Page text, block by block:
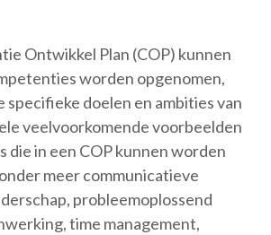
Ontwikkel Plan (COP) kunnen
worden opgenomen,
specifieke doelen en ambities van
veelvoorkomende voorbeelden
die in een COP kunnen worden
meer communicatieve
probleemoplossend
time management,